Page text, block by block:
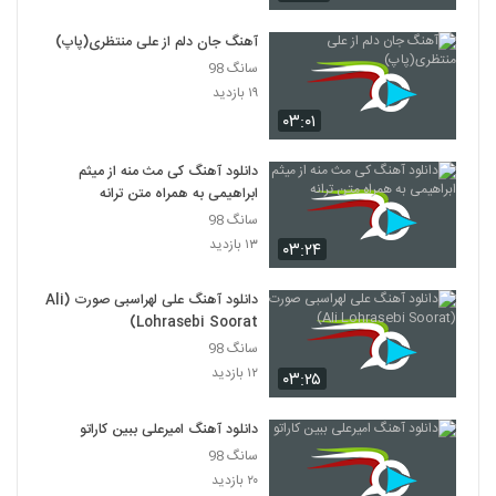
موزیک زیبای غروب جمعه از وحید رمضانی
2861
Araj Dele Tehran
دانلود آهنگ یه فرشته از حمیدرضا علیخانی
۳۶۱ بازدید
موزیک زیبای نارینجا باخ از حسین فرهنگ
2864
دانلود آهنگ جشن و پایکوبی از آرش عنقا
۳۲۹ بازدید
آهنگ بیساند بنام زمستون بی برف
۰۳:۰۱
آهنگ جان دلم از علی منتظری(پاپ)
سانگ 98
۱۹ بازدید
۰۳:۲۴
دانلود آهنگ کی مث منه از میثم
ابراهیمی به همراه متن ترانه
سانگ 98
۱۳ بازدید
۰۳:۲۵
دانلود آهنگ علی لهراسبی صورت (Ali
Lohrasebi Soorat)
سانگ 98
۱۲ بازدید
دانلود آهنگ امیرعلی ببین کاراتو
سانگ 98
۲۰ بازدید